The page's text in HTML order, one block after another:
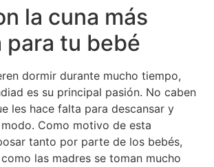
la cuna más
para tu bebé
dormir durante mucho tiempo,
es su principal pasión. No caben
les hace falta para descansar y
Como motivo de esta
tanto por parte de los bebés,
las madres se toman mucho